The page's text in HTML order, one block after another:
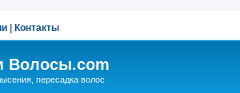
Контакты
Волосы.com
пересадка волос